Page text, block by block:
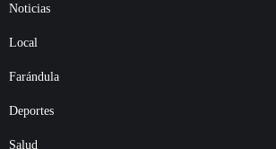
Noticias
Local
Farándula
Deportes
Salud